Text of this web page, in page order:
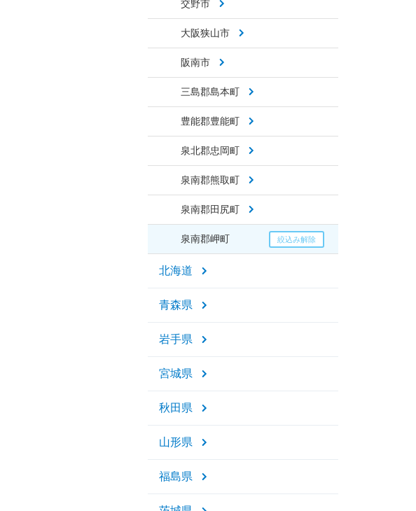
交野市
大阪狭山市
阪南市
三島郡島本町
豊能郡豊能町
泉北郡忠岡町
泉南郡熊取町
泉南郡田尻町
泉南郡岬町
北海道
青森県
岩手県
宮城県
秋田県
山形県
福島県